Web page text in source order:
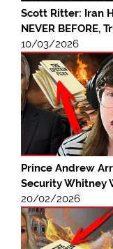
Scott Ritter: Iran
NEVER BEFORE,
10/03/2026
Prince Andrew
Security Whitney
20/02/2026